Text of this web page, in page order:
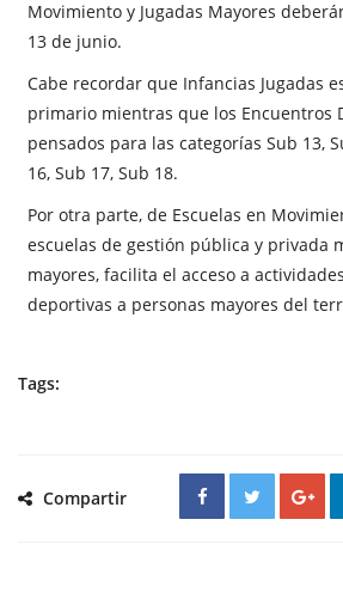
Movimiento y Jugadas Mayores
13 de junio.
Cabe recordar que Infancias Jugadas
primario mientras que los Encuentros
pensados para las categorías Sub 13,
16, Sub 17, Sub 18.
Por otra parte, de Escuelas en
escuelas de gestión pública y privada
mayores, facilita el acceso a
deportivas a personas mayores del
Tags:
Compartir